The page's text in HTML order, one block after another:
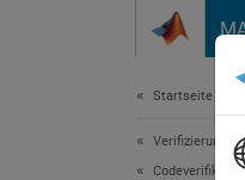
Startseite der
Verifizierung,